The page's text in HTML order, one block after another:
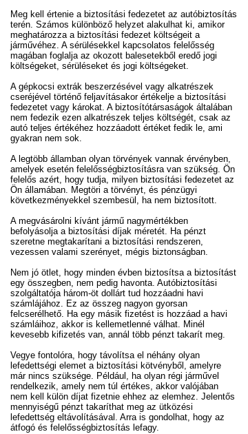
Meg kell értenie a biztosítási fedezetet az autóbiztosítás
terén. Számos különböző helyzet alakulhat ki, amikor
meghatározza a biztosítási fedezet költségeit a
járművéhez. A sérülésekkel kapcsolatos felelősség
magában foglalja az okozott balesetekből eredő jogi
költségeket, sérüléseket és jogi költségeket.
A gépkocsi extrák beszerzésével vagy alkatrészek
cseréjével történő feljavításakor értékelje a biztosítási
fedezetet vagy károkat. A biztosítótársaságok általában
nem fedezik ezen alkatrészek teljes költségét, csak az
autó teljes értékéhez hozzáadott értéket fedik le, ami
gyakran nem sok.
A legtöbb államban olyan törvények vannak érvényben,
amelyek esetén felelősségbiztosításra van szükség. Ön
felelős azért, hogy tudja, milyen biztosítási fedezetet az
Ön államában. Megtöri a törvényt, és pénzügyi
következményekkel szembesül, ha nem biztosított.
A megvásárolni kívánt jármű nagymértékben
befolyásolja a biztosítási díjak méretét. Ha pénzt
szeretne megtakarítani a biztosítási rendszeren,
vezessen valami szerényet, mégis biztonságban.
Nem jó ötlet, hogy minden évben biztosítsa a biztosítást
egy összegben, nem pedig havonta. Autóbiztosítási
szolgáltatója három-öt dollárt tud hozzáadni havi
számlájához. Ez az összeg nagyon gyorsan
felcserélhető. Ha egy másik fizetést is hozzáad a havi
számláihoz, akkor is kellemetlenné válhat. Minél
kevesebb kifizetés van, annál több pénzt takarít meg.
Vegye fontolóra, hogy távolítsa el néhány olyan
lefedettségi elemet a biztosítási kötvényből, amelyre
már nincs szüksége. Például, ha olyan régi járművel
rendelkezik, amely nem túl értékes, akkor valójában
nem kell külön díjat fizetnie ehhez az elemhez. Jelentős
mennyiségű pénzt takaríthat meg az ütközési
lefedettség eltávolításával. Arra is gondolhat, hogy az
átfogó és felelősségbiztosítás lefagy.